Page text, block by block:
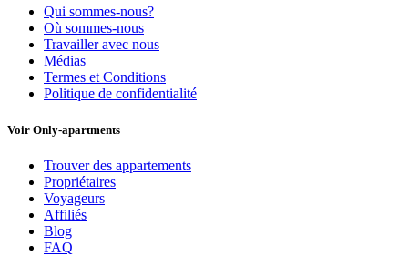
Qui sommes-nous?
Où sommes-nous
Travailler avec nous
Médias
Termes et Conditions
Politique de confidentialité
Voir Only-apartments
Trouver des appartements
Propriétaires
Voyageurs
Affiliés
Blog
FAQ